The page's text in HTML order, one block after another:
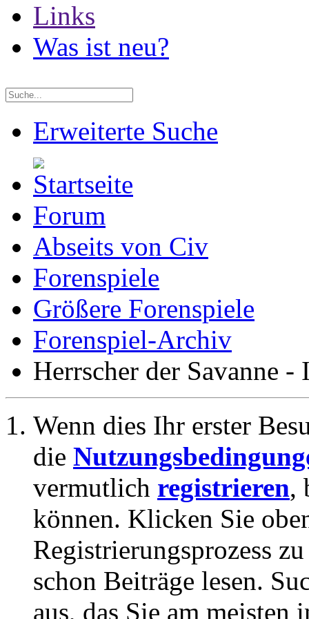
Links
Was ist neu?
Erweiterte Suche
Forum
Abseits von Civ
Forenspiele
Größere Forenspiele
Forenspiel-Archiv
Herrscher der Savanne
Wenn dies Ihr erster
die
vermutlich registrieren,
können. Klicken Sie
Registrierungsprozess
schon Beiträge lesen.
aus, das Sie am meisten